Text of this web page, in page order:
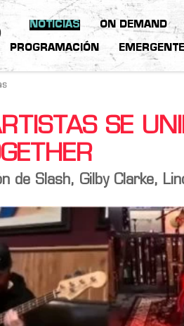
NOTICIAS ON DEMAND
PROGRAMACIÓN
SE
de Slash, Gilby Clarke,